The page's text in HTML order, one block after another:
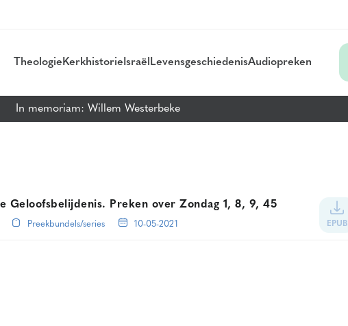
Theologie Kerkhistorie Israël LevensgeschiedenisAudiopreken
In memoriam: Willem Westerbeke
Geloofsbelijdenis. Preken over Zondag 1, 8, 9, 45
Preekbundels/series 10-05-2021 EPUB